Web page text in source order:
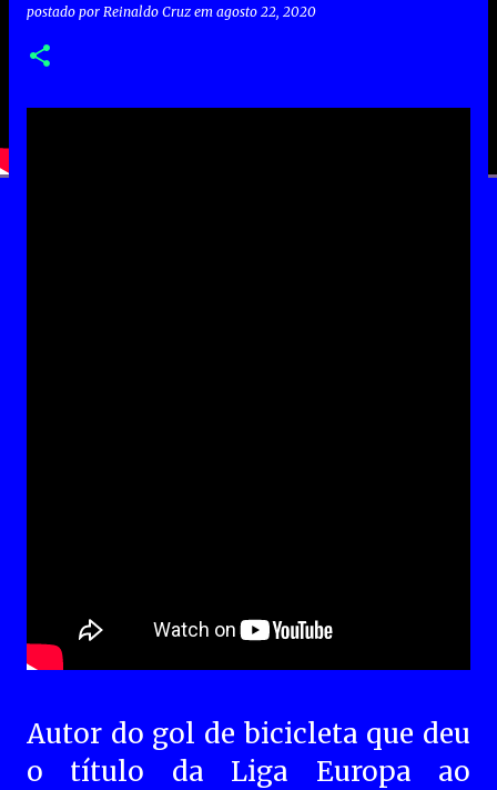
postado por Reinaldo Cruz em agosto 22, 2020
Autor do gol de bicicleta que deu
o título da Liga Europa ao